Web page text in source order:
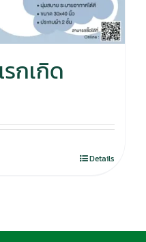
กเกิด
Details